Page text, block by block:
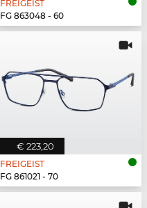
FREIGEIST
FG 863048 - 60
€ 223,20
FREIGEIST
FG 861021 - 70